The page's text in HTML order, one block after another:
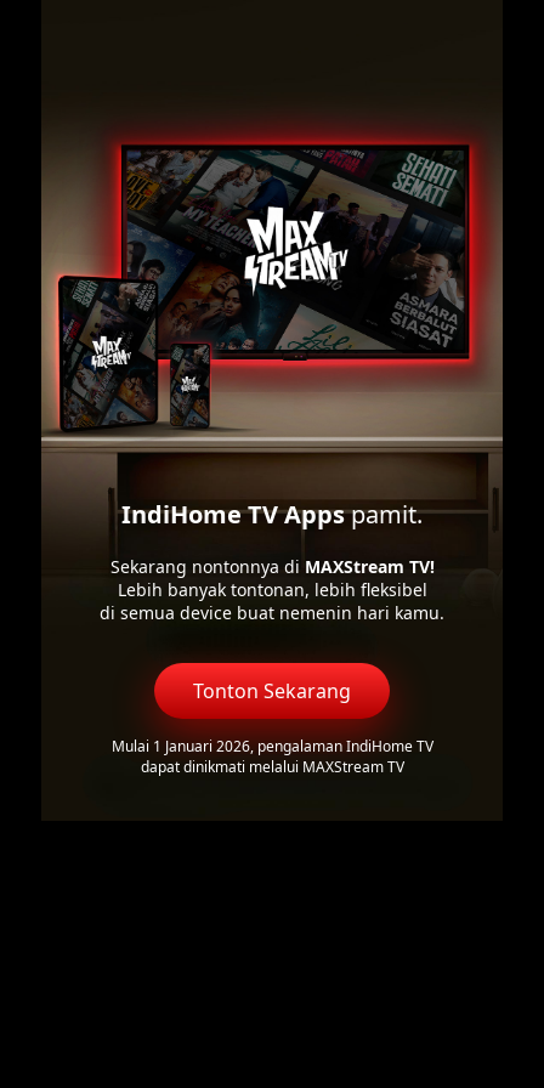
IndiHome TV Appspamit.
Sekarang nontonnya di MAXStream TV!
Lebih banyak tontonan, lebih fleksibel
di semua device buat nemenin hari kamu.
Tonton Sekarang
Mulai 1 Januari 2026, pengalaman IndiHome TV
dapat dinikmati melalui MAXStream TV